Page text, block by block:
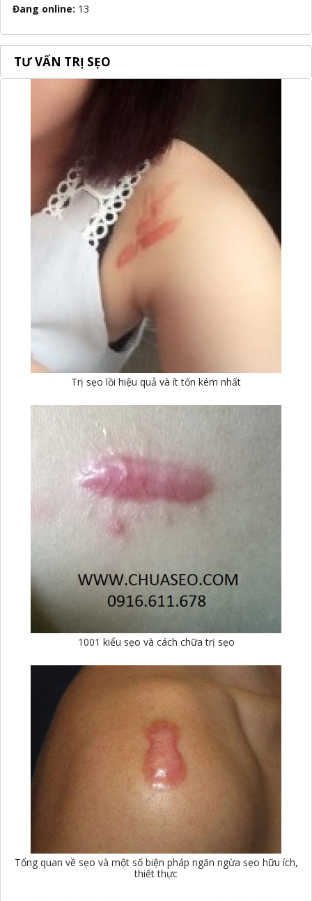
Đang online: 13
TƯ VẤN TRỊ SẸO
Trị sẹo lồi hiệu quả và ít tốn kém nhất
1001 kiểu sẹo và cách chữa trị sẹo
Tổng quan về sẹo và một số biện pháp ngăn ngừa sẹo hữu ích,
thiết thực